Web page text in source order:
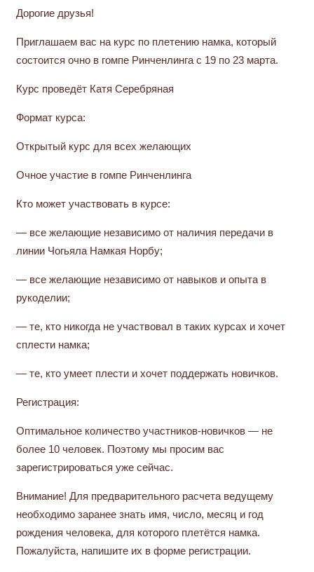
Дорогие друзья!
Приглашаем вас на курс по плетению намка, который
состоится очно в гомпе Ринченлинга с 19 по 23 марта.
Курс проведёт Катя Серебряная
Формат курса:
Открытый курс для всех желающих
Очное участие в гомпе Ринченлинга
Кто может участвовать в курсе:
— все желающие независимо от наличия передачи в
линии Чогьяла Намкая Норбу;
— все желающие независимо от навыков и опыта в
рукоделии;
— те, кто никогда не участвовал в таких курсах и хочет
сплести намка;
— те, кто умеет плести и хочет поддержать новичков.
Регистрация:
Оптимальное количество участников-новичков — не
более 10 человек. Поэтому мы просим вас
зарегистрироваться уже сейчас.
Внимание! Для предварительного расчета ведущему
необходимо заранее знать имя, число, месяц и год
рождения человека, для которого плетётся намка.
Пожалуйста, напишите их в форме регистрации.